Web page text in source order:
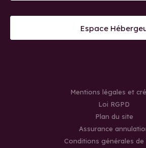
Espace
Mentions légales et
Loi RGPD
Plan du site
Assurance
Conditions générales de